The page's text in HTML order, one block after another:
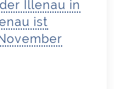
Illenau in
ist